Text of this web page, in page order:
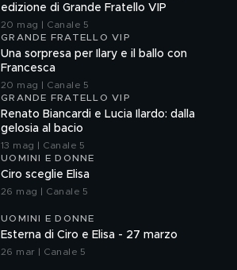
edizione di Grande Fratello VIP
20 mag | Canale 5
GRANDE FRATELLO VIP
Una sorpresa per Ilary e il ballo con
Francesca
20 mag | Canale 5
GRANDE FRATELLO VIP
Renato Biancardi e Lucia Ilardo: dalla
gelosia al bacio
13 mag | Canale 5
UOMINI E DONNE
Ciro sceglie Elisa
26 mag | Canale 5
UOMINI E DONNE
Esterna di Ciro e Elisa - 27 marzo
26 mar | Canale 5